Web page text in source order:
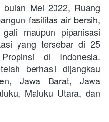
Mei 2022, Ruang
fasilitas air bersih,
maupun pipanisasi
yang tersebar di 25
di Indonesia.
berhasil dijangkau
Jawa Barat, Jawa
Maluku Utara, dan